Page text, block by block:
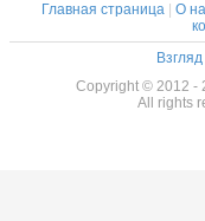
Главная страница| О
Copyright © 2012 -
All rights